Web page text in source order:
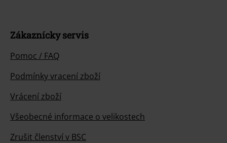
Zákaznícky servis
Pomoc / FAQ
Podmínky vracení zboží
Vrácení zboží
Všeobecné informace o velikostech
Zrušit členství v BSC